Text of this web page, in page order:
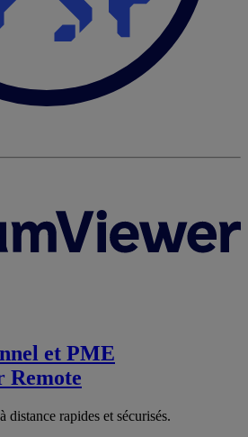
et PME
Remote
distance rapides et sécurisés.